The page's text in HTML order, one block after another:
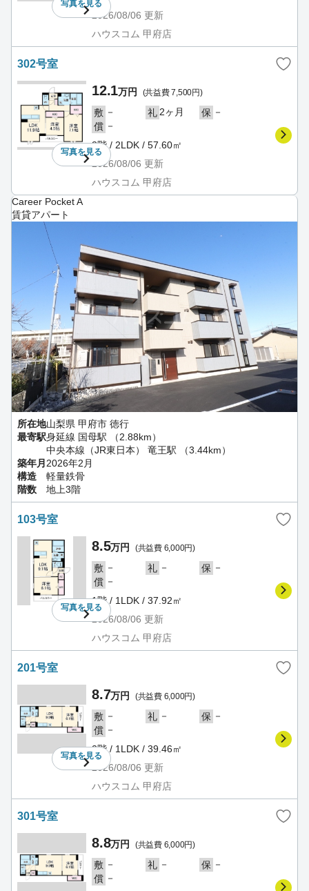
写真を見る
2026/08/06 更新
ハウスコム 甲府店
302号室
写真を見る
12.1万円 (共益費 7,500円)
敷 － 礼2ヶ月 保 －
償 －
3階 / 2LDK / 57.60㎡
2026/08/06 更新
ハウスコム 甲府店
Career Pocket A
賃貸アパート
所在地山梨県 甲府市 徳行
最寄駅身延線 国母駅 （2.88km）
中央本線（JR東日本） 竜王駅 （3.44km）
築年月 2026年2月
構造
軽量鉄骨
階数
地上3階
103号室
写真を見る
8.5万円 (共益費 6,000円)
敷 － 礼 － 保 －
償 －
1階 / 1LDK / 37.92㎡
2026/08/06 更新
ハウスコム 甲府店
201号室
写真を見る
8.7万円 (共益費 6,000円)
敷 － 礼 － 保 －
償 －
2階 / 1LDK / 39.46㎡
2026/08/06 更新
ハウスコム 甲府店
301号室
8.8万円 (共益費 6,000円)
敷 － 礼 － 保 －
償 －